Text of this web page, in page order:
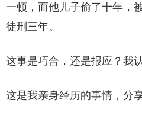
一顿，而他儿子偷了十年，
徒刑三年。
这事是巧合，还是报应？我
这是我亲身经历的事情，分